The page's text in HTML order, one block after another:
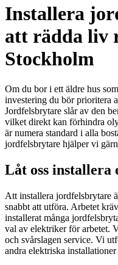
Installera
att rädda liv
Stockholm
Om du bor i ett äldre hus
investering du bör prioritera
Jordfelsbrytare slår av den
vilket direkt kan förhindra
är numera standard i alla
jordfelsbrytare hjälper vi
Låt oss
Att installera jordfelsbrytare
snabbt att utföra. Arbetet
installerat många
val av elektriker för arbetet.
och svårslagen service. Vi
andra elektriska installationer